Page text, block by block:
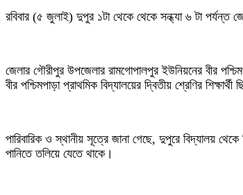
রবিবার (৫ জুলাই) দুপুর ১টা থেকে থেকে সন্ধ্যা ৬ টা
জেলার গৌরীপুর উপজেলার রামগোপালপুর ইউনিয়নের বীর
বীর পশ্চিমপাড়া প্রাথমিক বিদ্যালয়ের দ্বিতীয় শ্রেণির শিক্ষার্থী
পারিবারিক ও স্থানীয় সূত্রে জানা গেছে, দুপুরে বিদ্যালয়
পানিতে তলিয়ে যেতে থাকে।